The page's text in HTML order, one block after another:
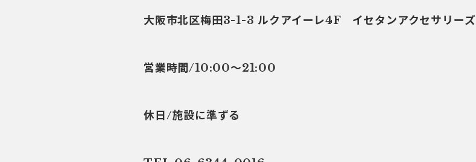
大阪市北区梅田3-1-3 ルクアイーレ4F イセタンアクセサリーズ
営業時間/10:00～21:00
休日/施設に準ずる